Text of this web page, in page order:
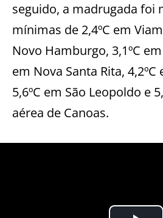
seguido, a madrugada foi
mínimas de 2,4ºC em
Novo Hamburgo, 3,1ºC
em Nova Santa Rita,
5,6ºC em São Leopoldo e
aérea de Canoas.